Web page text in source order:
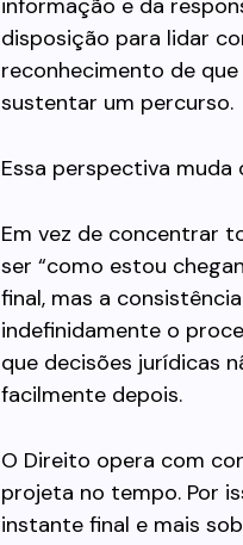
informação e da
disposição para lidar
reconhecimento de
sustentar um percurso.
Essa perspectiva muda
Em vez de concentrar
ser “como estou
final, mas a
indefinidamente o
que decisões jurídicas
facilmente depois.
O Direito opera com
projeta no tempo. Por
instante final e mais